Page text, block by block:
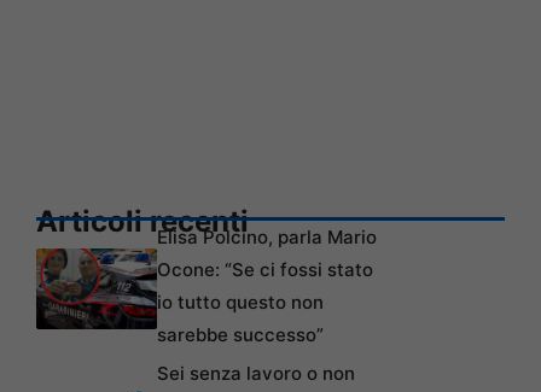
Articoli recentiElisa Polcino, parla Mario
Ocone: “Se ci fossi stato
io tutto questo non
sarebbe successo”
Sei senza lavoro o non